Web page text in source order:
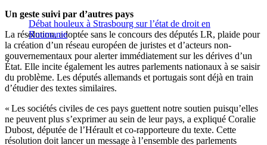
Débat houleux à Strasbourg sur l’état de droit en
Roumanie
Un geste suivi par d’autres pays
La résolution, adoptée sans le concours des députés LR, plaide pour
la création d’un réseau européen de juristes et d’acteurs non-
gouvernementaux pour alerter immédiatement sur les dérives d’un
État. Elle incite également les autres parlements nationaux à se saisir
du problème. Les députés allemands et portugais sont déjà en train
d’étudier des textes similaires.
« Les sociétés civiles de ces pays guettent notre soutien puisqu’elles
ne peuvent plus s’exprimer au sein de leur pays, a expliqué Coralie
Dubost, députée de l’Hérault et co-rapporteure du texte. Cette
résolution doit lancer un message à l’ensemble des parlements